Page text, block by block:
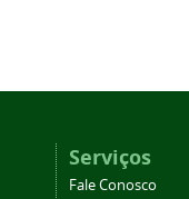
Serviços
Fale Conosco